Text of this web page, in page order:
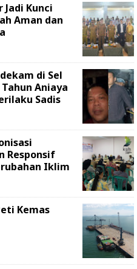
Kunci
Aman dan
di Sel
Aniaya
Sadis
Responsif
Iklim
Kemas